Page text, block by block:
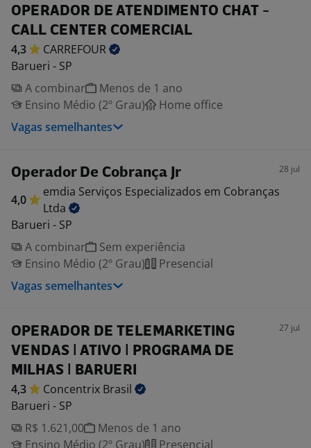
OPERADOR DE ATENDIMENTO CHAT -
CALL CENTER COMERCIAL
4,3
CARREFOUR
Barueri - SP
A combinar
Menos de 1 ano
Ensino Médio (2º Grau)
Home office
Vagas semelhantes
Operador De Cobrança Jr 28 jul
4,0
emdia Serviços Especializados em Cobranças
Ltda
Barueri - SP
A combinar
Sem experiência
Ensino Médio (2º Grau)
Presencial
Vagas semelhantes
OPERADOR DE TELEMARKETING
VENDAS | ATIVO | PROGRAMA DE
MILHAS | BARUERI
27 jul
4,3 Concentrix Brasil
Barueri - SP
R$ 1.621,00
Menos de 1 ano
Ensino Médio (2º Grau)
Presencial